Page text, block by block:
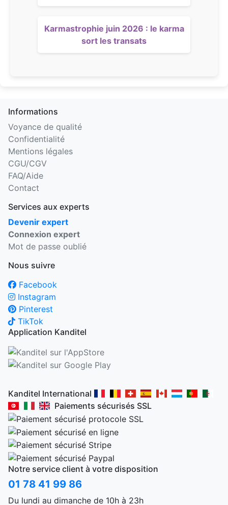
Karmastrophie juin 2026 : le karma
sort les transats
Informations
Voyance de qualité
Confidentialité
Mentions légales
CGU/CGV
FAQ/Aide
Contact
Services aux experts
Devenir expert
Connexion expert
Mot de passe oublié
Nous suivre
Facebook
Instagram
Pinterest
TikTok
Application Kanditel
Kanditel International
Paiements sécurisés SSL
Notre service client à votre disposition
01 78 41 99 86
Du lundi au dimanche de 10h à 23h